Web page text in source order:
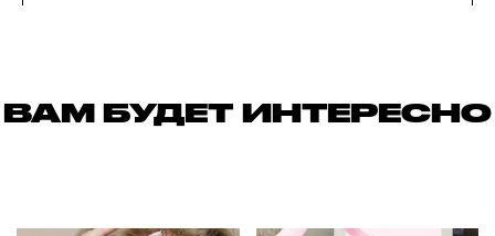
ВАМ БУДЕТ ИНТЕРЕСНО